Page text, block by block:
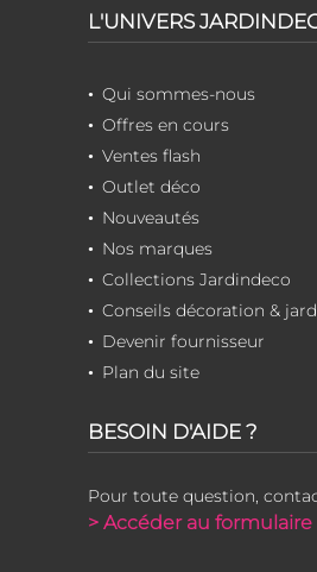
L'UNIVERS
Qui sommes-nous
Offres en cours
Ventes flash
Outlet déco
Nouveautés
Nos marques
Collections Jardindeco
Conseils décoration &
Devenir fournisseur
Plan du site
BESOIN D'AIDE ?
Pour toute question,
> Accéder au formulaire